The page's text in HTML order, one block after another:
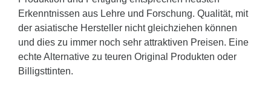
Erkenntnissen aus Lehre und Forschung. Qualität, mit
der asiatische Hersteller nicht gleichziehen können
und dies zu immer noch sehr attraktiven Preisen. Eine
echte Alternative zu teuren Original Produkten oder
Billigsttinten.